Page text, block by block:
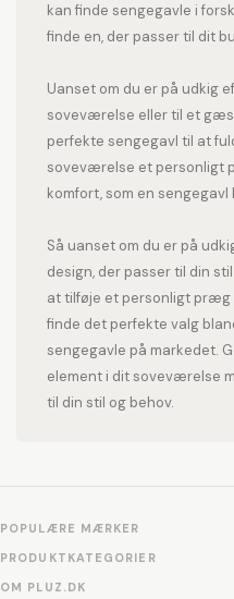
kan finde sengegavle i
finde en, der passer til dit
Uanset om du er på udkig
soveværelse eller til et
perfekte sengegavl til at
soveværelse et personligt
komfort, som en sengegavl
Så uanset om du er på
design, der passer til din
at tilføje et personligt
finde det perfekte valg
sengegavle på markedet.
element i dit soveværelse
til din stil og behov.
POPULÆRE MÆRKER
PRODUKTKATEGORIER
OM PLUZ.DK